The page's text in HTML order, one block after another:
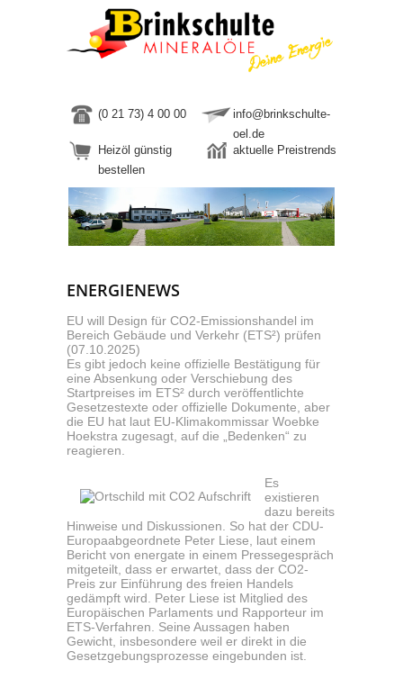
(0 21 73) 4 00 00
info@brinkschulte-
oel.de
Heizöl günstig
bestellen
aktuelle Preistrends
ENERGIENEWS
EU will Design für CO2-Emissionshandel im
Bereich Gebäude und Verkehr (ETS²) prüfen
(07.10.2025)
Es gibt jedoch keine offizielle Bestätigung für
eine Absenkung oder Verschiebung des
Startpreises im ETS² durch veröffentlichte
Gesetzestexte oder offizielle Dokumente, aber
die EU hat laut EU-Klimakommissar Woebke
Hoekstra zugesagt, auf die „Bedenken“ zu
reagieren.
Es
existieren
dazu bereits
Hinweise und Diskussionen. So hat der CDU-
Europaabgeordnete Peter Liese, laut einem
Bericht von energate in einem Pressegespräch
mitgeteilt, dass er erwartet, dass der CO2-
Preis zur Einführung des freien Handels
gedämpft wird. Peter Liese ist Mitglied des
Europäischen Parlaments und Rapporteur im
ETS-Verfahren. Seine Aussagen haben
Gewicht, insbesondere weil er direkt in die
Gesetzgebungsprozesse eingebunden ist.